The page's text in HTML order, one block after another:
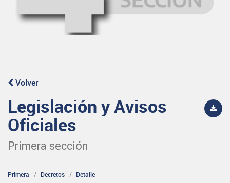
Volver
Legislación y Avisos
Oficiales
Primera sección
Primera Decretos Detalle